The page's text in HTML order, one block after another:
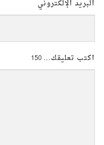
البريد الإلكتروني
اكتب تعليقك...150